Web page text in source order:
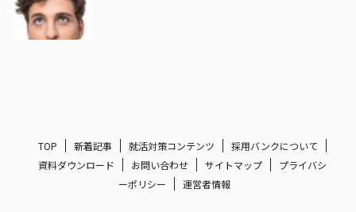
TOP 新着記事 就活対策コンテンツ
採用バンクについて
資料ダウンロード
お問い合わせ サイトマップ
プライバシ
ーポリシー
運営者情報